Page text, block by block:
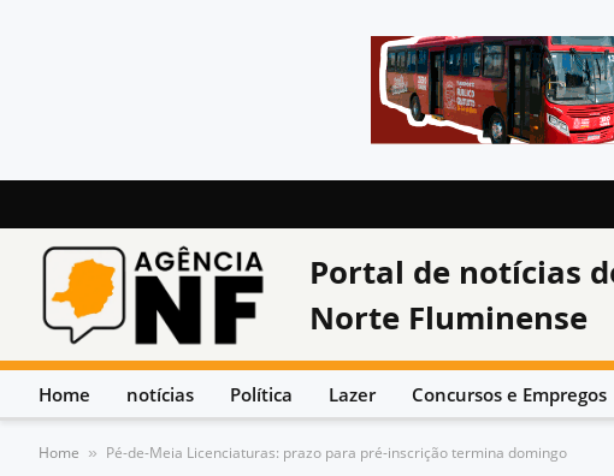
Portal de notícias
Norte Fluminense
Home notícias Política Lazer Concursos e Empregos
Home » Pé-de-Meia Licenciaturas: prazo para pré-inscrição termina domingo